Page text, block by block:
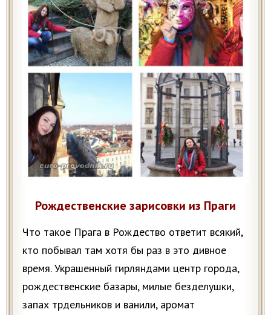
Рождественские зарисовки из Праги
Что такое Прага в Рождество ответит всякий,
кто побывал там хотя бы раз в это дивное
время. Украшенный гирляндами центр города,
рождественские базары, милые безделушки,
запах трдельников и ванили, аромат